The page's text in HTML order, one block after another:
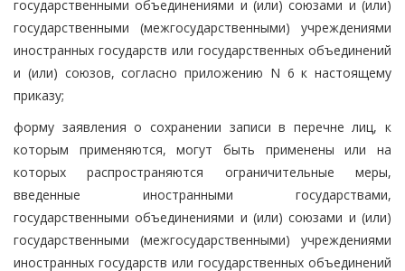
государственными объединениями и (или) союзами и (или)
государственными (межгосударственными) учреждениями
иностранных государств или государственных объединений
и (или) союзов, согласно приложению N 6 к настоящему
приказу;
форму заявления о сохранении записи в перечне лиц, к
которым применяются, могут быть применены или на
которых распространяются ограничительные меры,
введенные иностранными государствами,
государственными объединениями и (или) союзами и (или)
государственными (межгосударственными) учреждениями
иностранных государств или государственных объединений